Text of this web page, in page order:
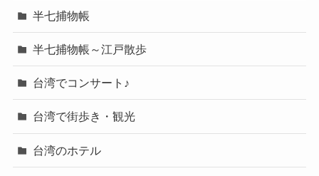
半七捕物帳
半七捕物帳～江戸散歩
台湾でコンサート♪
台湾で街歩き・観光
台湾のホテル